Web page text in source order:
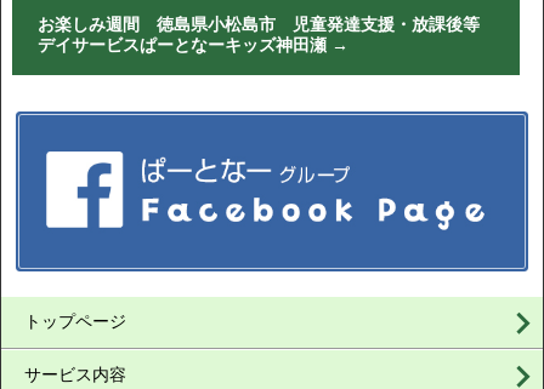
お楽しみ週間 徳島県小松島市 児童発達支援・放課後等
デイサービスぱーとなーキッズ神田瀬 →
トップページ
サービス内容